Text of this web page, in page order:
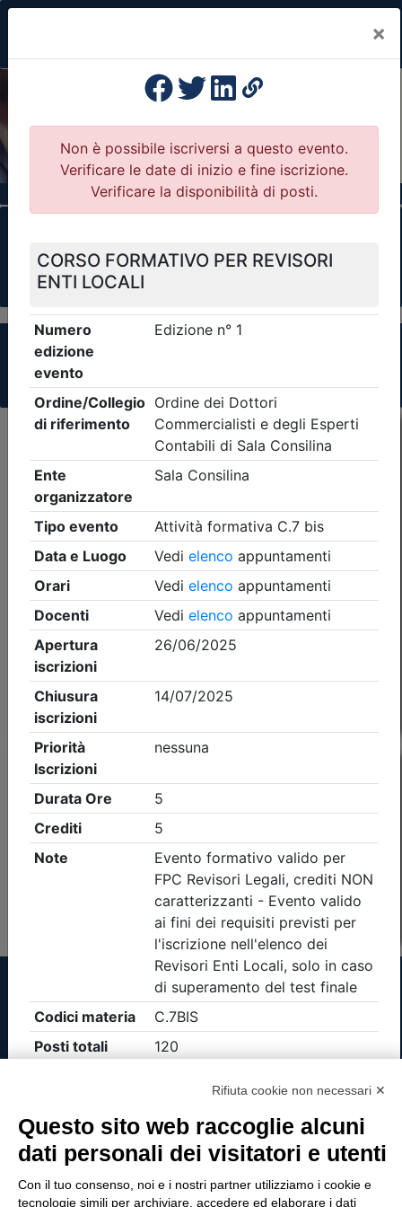
×
Previous
Il portale della formazione per Ordini e
Collegi Professionali
Clicca qui - espandi la sezione dei filtri ricerca
Criteri di ricerca applicati:
- Tipo Ordine/collegio:
Sala Consilina
- Eventi in programma dal
6/8/2026
Precedente 1 Successiva
Nessun risultato per i parametri inseriti
Esito della ricerca eventi formativi
Non è stato trovato nessun evento formativo con i
parametri di ricerca utilizzati
Tinexta Visura SpA
Società con Socio Unico
Società soggetta alla direzione e coordinamento
P.IVA 05338771008 REA n. 877679
Rifiuta cookie non necessari ✕
Questo sito web raccoglie alcuni
dati personali dei visitatori e utenti
Con il tuo consenso, noi e i nostri partner utilizziamo i cookie e
tecnologie simili per archiviare, accedere ed elaborare i dati